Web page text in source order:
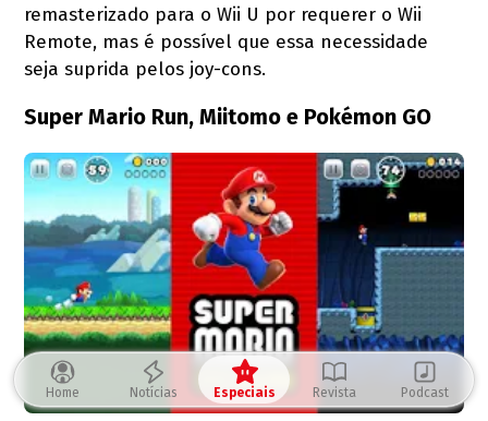
remasterizado para o Wii U por requerer o Wii
Remote, mas é possível que essa necessidade
seja suprida pelos joy-cons.
Super Mario Run, Miitomo e Pokémon GO
Home Notícias Especiais Revista Podcast